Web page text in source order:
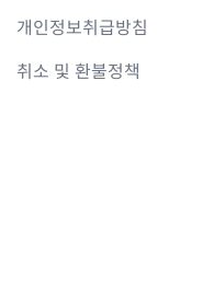
개인정보취급방침
취소 및 환불정책